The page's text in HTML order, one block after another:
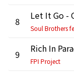
8
9
FPI Project